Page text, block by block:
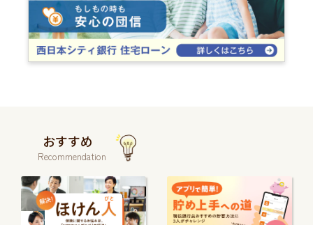
おすすめ
Recommendation
続
き
を
続
き
を